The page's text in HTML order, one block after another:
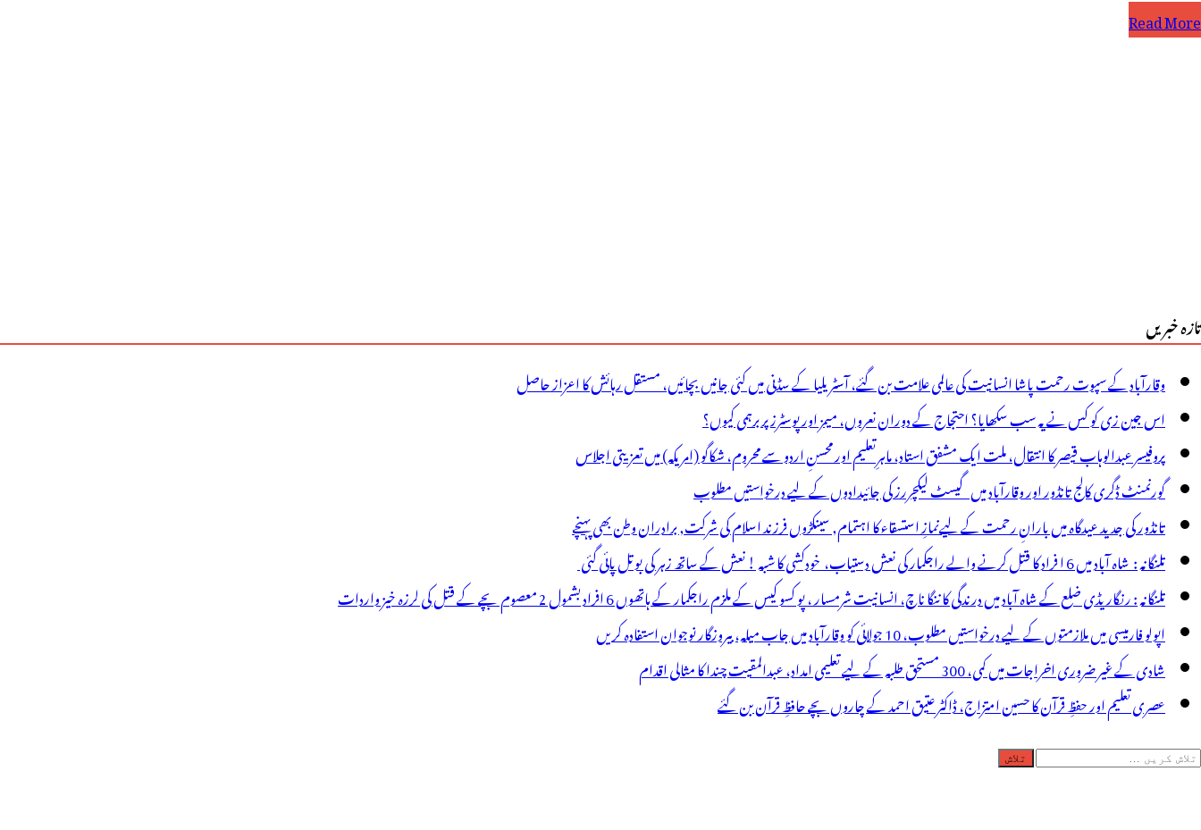
طوفاں
Read More
تازہ خبریں
وقارآباد کے سپوت رحمت پاشا انسانیت کی عالمی علامت بن گئے، آسٹریلیا کے سڈنی میں کئی جانیں بچائیں، مستقل رہائش کا اعزاز حاصل
اس جین زی کو کس نے یہ سب سکھایا؟ احتجاج کے دوران نعروں، میمز اور پوسٹرز پر برہمی کیوں؟
پروفیسر عبدالوہاب قیصر کا انتقال، ملت ایک مشفق استاد، ماہرِتعلیم اور محسنِ اردو سے محروم، شکاگو (امریکہ) میں تعزیتی اجلاس
گورنمنٹ ڈگری کالج تانڈور اور وقارآباد میں گیسٹ لیکچررز کی جائیدادوں کے لیے درخواستیں مطلوب
تانڈور کی جدید عیدگاہ میں بارانِ رحمت کے لیےنمازِ استسقاء کا اہتمام, سینکڑوں فرزند اسلام کی شرکت, برادران وطن بھی پہنچے
تلنگانہ : شاہ آباد میں 6 ا فراد کا قتل کرنے والے راجکمار کی نعش دستیاب، خودکشی کا شبہ ! نعش کے ساتھ زہر کی بوتل پائی گئی
تلنگانہ : رنگاریڈی ضلع کے شاہ آباد میں درندگی کا ننگا ناچ، انسانیت شرمسار ، پو کسو کیس کے ملزم راجکمار کے ہاتھوں 6 افراد بشمول 2 معصوم بچے کے قتل کی لرزہ خیز واردات
اپولو فارمیسی میں ملازمتوں کے لیے درخواستیں مطلوب، 10 جولائی کو وقارآباد میں جاب میلہ، بیروزگار نوجوان استفادہ کریں
شادی کے غیر ضروری اخراجات میں کمی، 300 مستحق طلبہ کے لیے تعلیمی امداد، عبدالمقیت چندا کا مثالی اقدام
عصری تعلیم اور حفظِ قرآن کا حسین امتزاج، ڈاکٹر عتیق احمد کے چاروں بچے حافظِ قرآن بن گئے
تلاش